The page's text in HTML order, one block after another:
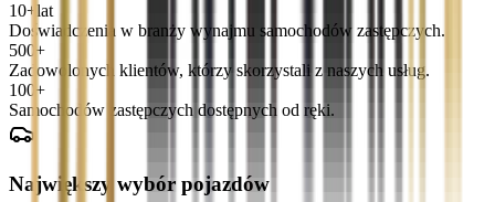
10+ lat
Doświadczenia w branży wynajmu samochodów zastępczych.
500+
Zadowolonych klientów, którzy skorzystali z naszych usług.
100+
Samochodów zastępczych dostępnych od ręki.
Największy wybór pojazdów